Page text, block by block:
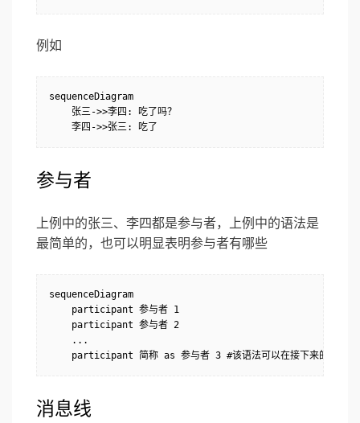
例如
sequenceDiagram
    张三->>李四: 吃了吗？
参与者
上例中的张三、李四都是参与者，上例中的语法是
最简单的，也可以明显表明参与者有哪些
sequenceDiagram
    participant 参与者 1
    participant 参与者 2
    ...
消息线